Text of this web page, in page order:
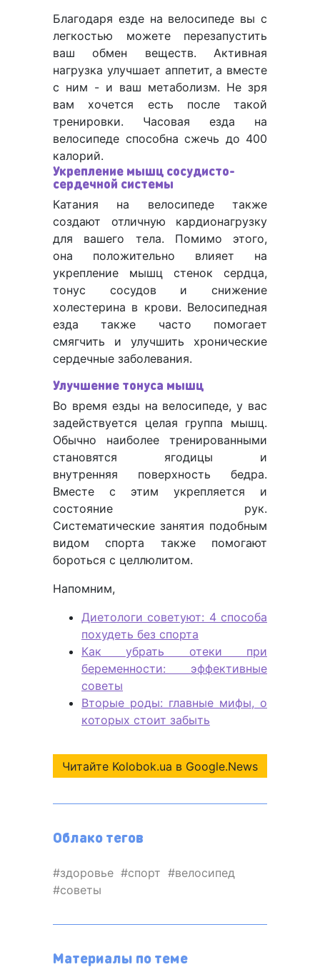
Благодаря езде на велосипеде вы с
легкостью можете перезапустить
ваш обмен веществ. Активная
нагрузка улучшает аппетит, а вместе
с ним - и ваш метаболизм. Не зря
вам хочется есть после такой
тренировки. Часовая езда на
велосипеде способна сжечь до 400
калорий.
Укрепление мышц сосудисто-
сердечной системы
Катания на велосипеде также
создают отличную кардионагрузку
для вашего тела. Помимо этого,
она положительно влияет на
укрепление мышц стенок сердца,
тонус сосудов и снижение
холестерина в крови. Велосипедная
езда также часто помогает
смягчить и улучшить хронические
сердечные заболевания.
Улучшение тонуса мышц
Во время езды на велосипеде, у вас
задействуется целая группа мышц.
Обычно наиболее тренированными
становятся ягодицы и
внутренняя поверхность бедра.
Вместе с этим укрепляется и
состояние рук.
Систематические занятия подобным
видом спорта также помогают
бороться с целлюлитом.
Напомним,
Диетологи советуют: 4 способа
похудеть без спорта
Как убрать отеки при
беременности: эффективные
советы
Вторые роды: главные мифы, о
которых стоит забыть
Читайте Kolobok.ua в Google.News
Облако тегов
здоровье спорт
велосипед
советы
Материалы по теме